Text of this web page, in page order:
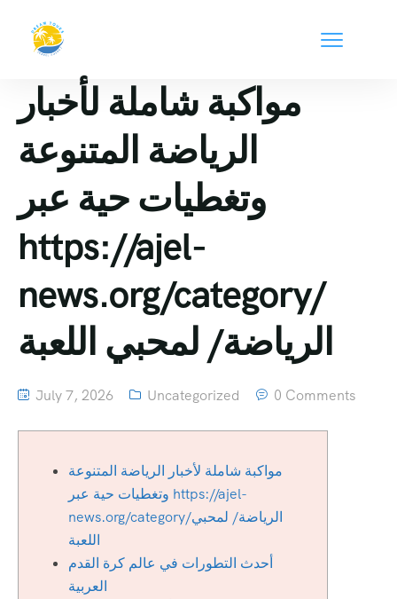
مواكبة شاملة لأخبار
الرياضة المتنوعة
وتغطيات حية عبر
https://ajel-
news.org/category/
الرياضة/ لمحبي اللعبة
July 7, 2026 Uncategorized 0 Comments
مواكبة شاملة لأخبار الرياضة المتنوعة
وتغطيات حية عبر https://ajel-
news.org/category/الرياضة/ لمحبي
اللعبة
أحدث التطورات في عالم كرة القدم
العربية